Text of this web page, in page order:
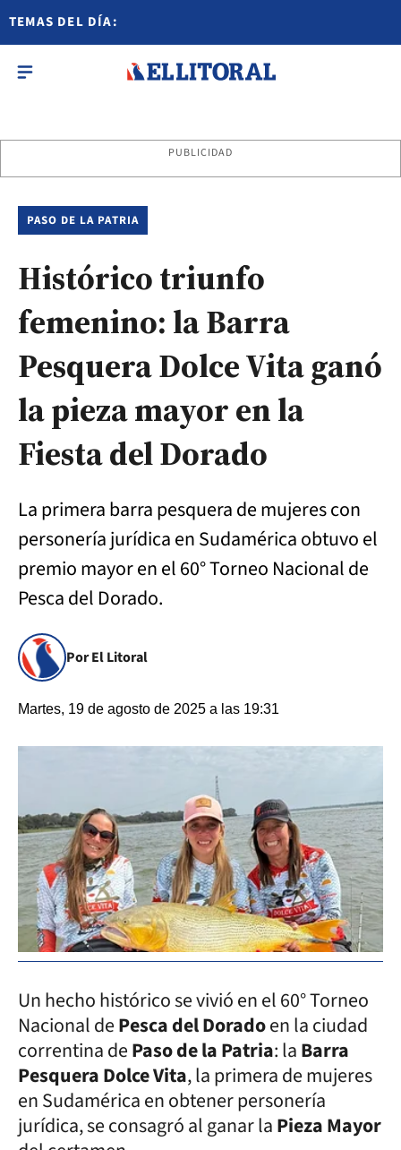
TEMAS DEL DÍA:
PUBLICIDAD
PASO DE LA PATRIA
Histórico triunfo
femenino: la Barra
Pesquera Dolce Vita ganó
la pieza mayor en la
Fiesta del Dorado
La primera barra pesquera de mujeres con
personería jurídica en Sudamérica obtuvo el
premio mayor en el 60° Torneo Nacional de
Pesca del Dorado.
Por El Litoral
Martes, 19 de agosto de 2025 a las 19:31
Un hecho histórico se vivió en el 60° Torneo
Nacional dePesca del Doradoen la ciudad
correntina dePaso de la Patria: laBarra
Pesquera Dolce Vita, la primera de mujeres
en Sudamérica en obtener personería
jurídica, se consagró al ganar laPieza Mayor